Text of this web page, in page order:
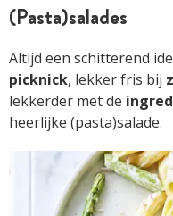
(Pasta)salades
Altijd een schitterend
picknick, lekker fris bij
lekkerder met de
heerlijke (pasta)salade.